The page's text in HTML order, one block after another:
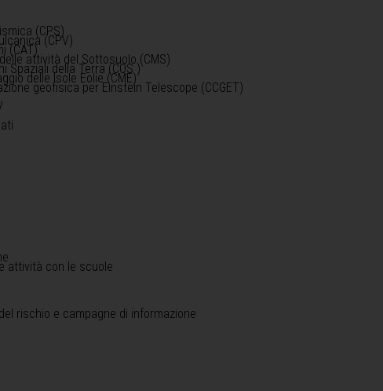
(CPS)
(CPV)
(CAT)
attività del Sottosuolo (CMS)
Spaziali della Terra (COS )
delle Isole Eolie (CME)
geofisica per Einstein Telescope (CCGET)
attività con le scuole
rischio e campagne di informazione